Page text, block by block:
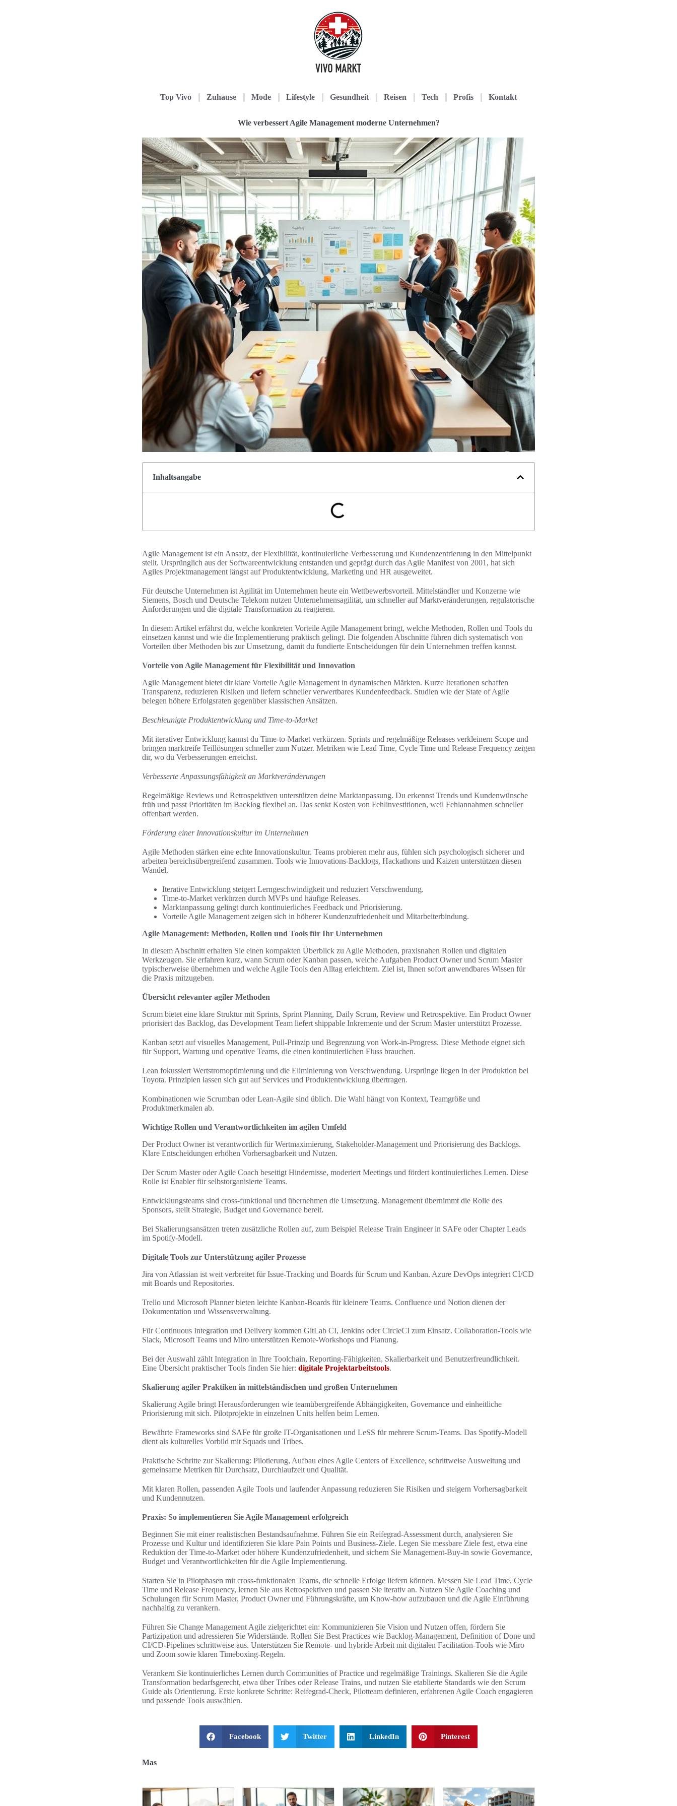
Top Vivo Zuhause Mode Lifestyle Gesundheit Reisen Tech Profis Kontakt
Wie verbessert Agile Management moderne Unternehmen?
Inhaltsangabe
Agile Management ist ein Ansatz, der Flexibilität, kontinuierliche Verbesserung und Kundenzentrierung in den Mittelpunkt
stellt. Ursprünglich aus der Softwareentwicklung entstanden und geprägt durch das Agile Manifest von 2001, hat sich
Agiles Projektmanagement längst auf Produktentwicklung, Marketing und HR ausgeweitet.
Für deutsche Unternehmen ist Agilität im Unternehmen heute ein Wettbewerbsvorteil. Mittelständler und Konzerne wie
Siemens, Bosch und Deutsche Telekom nutzen Unternehmensagilität, um schneller auf Marktveränderungen, regulatorische
Anforderungen und die digitale Transformation zu reagieren.
In diesem Artikel erfährst du, welche konkreten Vorteile Agile Management bringt, welche Methoden, Rollen und Tools du
einsetzen kannst und wie die Implementierung praktisch gelingt. Die folgenden Abschnitte führen dich systematisch von
Vorteilen über Methoden bis zur Umsetzung, damit du fundierte Entscheidungen für dein Unternehmen treffen kannst.
Vorteile von Agile Management für Flexibilität und Innovation
Agile Management bietet dir klare Vorteile Agile Management in dynamischen Märkten. Kurze Iterationen schaffen
Transparenz, reduzieren Risiken und liefern schneller verwertbares Kundenfeedback. Studien wie der State of Agile
belegen höhere Erfolgsraten gegenüber klassischen Ansätzen.
Beschleunigte Produktentwicklung und Time-to-Market
Mit iterativer Entwicklung kannst du Time-to-Market verkürzen. Sprints und regelmäßige Releases verkleinern Scope und
bringen marktreife Teillösungen schneller zum Nutzer. Metriken wie Lead Time, Cycle Time und Release Frequency zeigen
dir, wo du Verbesserungen erreichst.
Verbesserte Anpassungsfähigkeit an Marktveränderungen
Regelmäßige Reviews und Retrospektiven unterstützen deine Marktanpassung. Du erkennst Trends und Kundenwünsche
früh und passt Prioritäten im Backlog flexibel an. Das senkt Kosten von Fehlinvestitionen, weil Fehlannahmen schneller
offenbart werden.
Förderung einer Innovationskultur im Unternehmen
Agile Methoden stärken eine echte Innovationskultur. Teams probieren mehr aus, fühlen sich psychologisch sicherer und
arbeiten bereichsübergreifend zusammen. Tools wie Innovations-Backlogs, Hackathons und Kaizen unterstützen diesen
Wandel.
Iterative Entwicklung steigert Lerngeschwindigkeit und reduziert Verschwendung.
Time-to-Market verkürzen durch MVPs und häufige Releases.
Marktanpassung gelingt durch kontinuierliches Feedback und Priorisierung.
Vorteile Agile Management zeigen sich in höherer Kundenzufriedenheit und Mitarbeiterbindung.
Agile Management: Methoden, Rollen und Tools für Ihr Unternehmen
In diesem Abschnitt erhalten Sie einen kompakten Überblick zu Agile Methoden, praxisnahen Rollen und digitalen
Werkzeugen. Sie erfahren kurz, wann Scrum oder Kanban passen, welche Aufgaben Product Owner und Scrum Master
typischerweise übernehmen und welche Agile Tools den Alltag erleichtern. Ziel ist, Ihnen sofort anwendbares Wissen für
die Praxis mitzugeben.
Übersicht relevanter agiler Methoden
Scrum bietet eine klare Struktur mit Sprints, Sprint Planning, Daily Scrum, Review und Retrospektive. Ein Product Owner
priorisiert das Backlog, das Development Team liefert shippable Inkremente und der Scrum Master unterstützt Prozesse.
Kanban setzt auf visuelles Management, Pull-Prinzip und Begrenzung von Work-in-Progress. Diese Methode eignet sich
für Support, Wartung und operative Teams, die einen kontinuierlichen Fluss brauchen.
Lean fokussiert Wertstromoptimierung und die Eliminierung von Verschwendung. Ursprünge liegen in der Produktion bei
Toyota. Prinzipien lassen sich gut auf Services und Produktentwicklung übertragen.
Kombinationen wie Scrumban oder Lean-Agile sind üblich. Die Wahl hängt von Kontext, Teamgröße und
Produktmerkmalen ab.
Wichtige Rollen und Verantwortlichkeiten im agilen Umfeld
Der Product Owner ist verantwortlich für Wertmaximierung, Stakeholder-Management und Priorisierung des Backlogs.
Klare Entscheidungen erhöhen Vorhersagbarkeit und Nutzen.
Der Scrum Master oder Agile Coach beseitigt Hindernisse, moderiert Meetings und fördert kontinuierliches Lernen. Diese
Rolle ist Enabler für selbstorganisierte Teams.
Entwicklungsteams sind cross-funktional und übernehmen die Umsetzung. Management übernimmt die Rolle des
Sponsors, stellt Strategie, Budget und Governance bereit.
Bei Skalierungsansätzen treten zusätzliche Rollen auf, zum Beispiel Release Train Engineer in SAFe oder Chapter Leads
im Spotify-Modell.
Digitale Tools zur Unterstützung agiler Prozesse
Jira von Atlassian ist weit verbreitet für Issue-Tracking und Boards für Scrum und Kanban. Azure DevOps integriert CI/CD
mit Boards und Repositories.
Trello und Microsoft Planner bieten leichte Kanban-Boards für kleinere Teams. Confluence und Notion dienen der
Dokumentation und Wissensverwaltung.
Für Continuous Integration und Delivery kommen GitLab CI, Jenkins oder CircleCI zum Einsatz. Collaboration-Tools wie
Slack, Microsoft Teams und Miro unterstützen Remote-Workshops und Planung.
Bei der Auswahl zählt Integration in Ihre Toolchain, Reporting-Fähigkeiten, Skalierbarkeit und Benutzerfreundlichkeit.
Eine Übersicht praktischer Tools finden Sie hier: digitale Projektarbeitstools.
Skalierung agiler Praktiken in mittelständischen und großen Unternehmen
Skalierung Agile bringt Herausforderungen wie teamübergreifende Abhängigkeiten, Governance und einheitliche
Priorisierung mit sich. Pilotprojekte in einzelnen Units helfen beim Lernen.
Bewährte Frameworks sind SAFe für große IT-Organisationen und LeSS für mehrere Scrum-Teams. Das Spotify-Modell
dient als kulturelles Vorbild mit Squads und Tribes.
Praktische Schritte zur Skalierung: Pilotierung, Aufbau eines Agile Centers of Excellence, schrittweise Ausweitung und
gemeinsame Metriken für Durchsatz, Durchlaufzeit und Qualität.
Mit klaren Rollen, passenden Agile Tools und laufender Anpassung reduzieren Sie Risiken und steigern Vorhersagbarkeit
und Kundennutzen.
Praxis: So implementieren Sie Agile Management erfolgreich
Beginnen Sie mit einer realistischen Bestandsaufnahme. Führen Sie ein Reifegrad-Assessment durch, analysieren Sie
Prozesse und Kultur und identifizieren Sie klare Pain Points und Business-Ziele. Legen Sie messbare Ziele fest, etwa eine
Reduktion der Time-to-Market oder höhere Kundenzufriedenheit, und sichern Sie Management-Buy-in sowie Governance,
Budget und Verantwortlichkeiten für die Agile Implementierung.
Starten Sie in Pilotphasen mit cross-funktionalen Teams, die schnelle Erfolge liefern können. Messen Sie Lead Time, Cycle
Time und Release Frequency, lernen Sie aus Retrospektiven und passen Sie iterativ an. Nutzen Sie Agile Coaching und
Schulungen für Scrum Master, Product Owner und Führungskräfte, um Know-how aufzubauen und die Agile Einführung
nachhaltig zu verankern.
Führen Sie Change Management Agile zielgerichtet ein: Kommunizieren Sie Vision und Nutzen offen, fördern Sie
Partizipation und adressieren Sie Widerstände. Rollen Sie Best Practices wie Backlog-Management, Definition of Done und
CI/CD-Pipelines schrittweise aus. Unterstützen Sie Remote- und hybride Arbeit mit digitalen Facilitation-Tools wie Miro
und Zoom sowie klaren Timeboxing-Regeln.
Verankern Sie kontinuierliches Lernen durch Communities of Practice und regelmäßige Trainings. Skalieren Sie die Agile
Transformation bedarfsgerecht, etwa über Tribes oder Release Trains, und nutzen Sie etablierte Standards wie den Scrum
Guide als Orientierung. Erste konkrete Schritte: Reifegrad-Check, Pilotteam definieren, erfahrenen Agile Coach engagieren
und passende Tools auswählen.
Facebook Twitter LinkedIn Pinterest
Mas